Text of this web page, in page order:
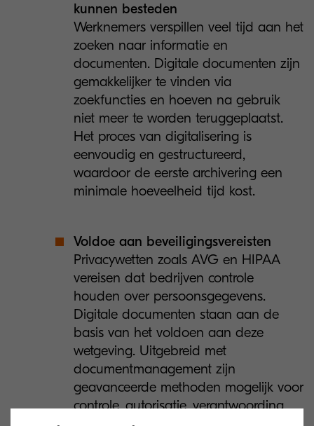
kunnen besteden
Werknemers verspillen veel tijd aan het
zoeken naar informatie en
documenten. Digitale documenten zijn
gemakkelijker te vinden via
zoekfuncties en hoeven na gebruik
niet meer te worden teruggeplaatst.
Het proces van digitalisering is
eenvoudig en gestructureerd,
waardoor de eerste archivering een
minimale hoeveelheid tijd kost.
Voldoe aan beveiligingsvereisten
Privacywetten zoals AVG en HIPAA
vereisen dat bedrijven controle
houden over persoonsgegevens.
Digitale documenten staan aan de
basis van het voldoen aan deze
wetgeving. Uitgebreid met
documentmanagement zijn
geavanceerde methoden mogelijk voor
controle, autorisatie, verantwoording,